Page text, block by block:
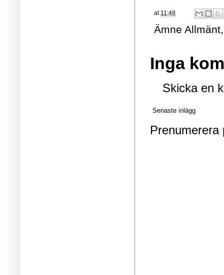
at 11:48
Ämne Allmänt
Inga
Skicka en
Senaste inlägg